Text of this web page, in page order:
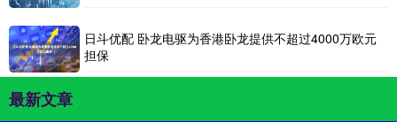
日斗优配 卧龙电驱为香港卧龙提供不超过4000万欧元
担保
最新文章